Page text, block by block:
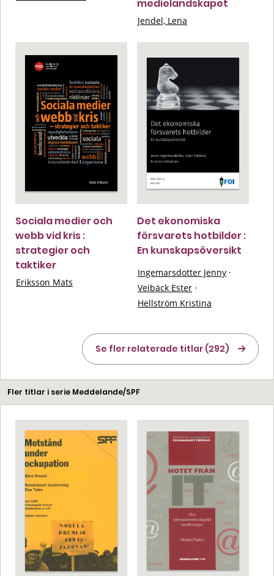
medielandskapet
Jendel, Lena
Sociala medier och
webb vid kris :
strategier och
taktiker
Eriksson Mats
Det ekonomiska
försvarets hotbilder :
En kunskapsöversikt
Ingemarsdotter Jenny ·
Veibäck Ester ·
Hellström Kristina
Se fler relaterade titlar (292)
Fler titlar i serie Meddelande/SPF